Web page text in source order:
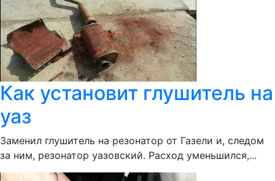
Как установит глушитель на
уаз
Заменил глушитель на резонатор от Газели и, следом
за ним, резонатор уазовский. Расход уменьшился,...